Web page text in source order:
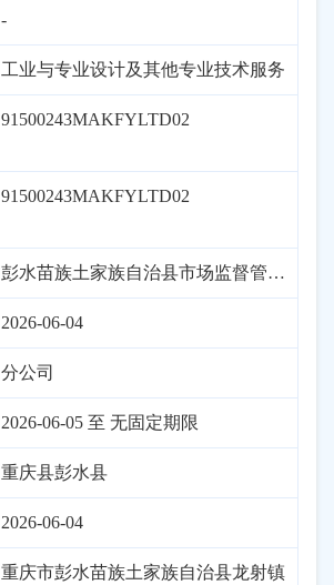
-
工业与专业设计及其他专业技术服务
91500243MAKFYLTD02
91500243MAKFYLTD02
彭水苗族土家族自治县市场监督管理局
2026-06-04
分公司
2026-06-05 至 无固定期限
重庆县彭水县
2026-06-04
重庆市彭水苗族土家族自治县龙射镇